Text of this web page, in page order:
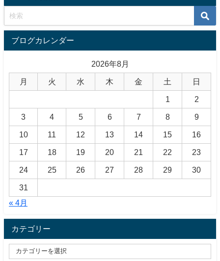
ブログカレンダー
2026年8月
月 火 水 木 金 土 日
1 2
3 4 5 6 7 8 9
10 11 12 13 14 15 16
17 18 19 20 21 22 23
24 25 26 27 28 29 30
31
« 4月
カテゴリー